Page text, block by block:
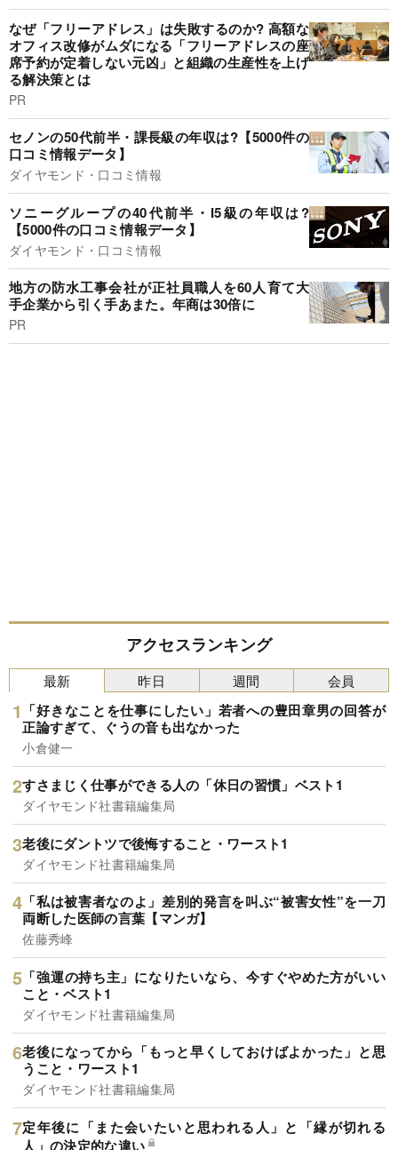
なぜ「フリーアドレス」は失敗するのか? 高額な
オフィス改修がムダになる「フリーアドレスの座
席予約が定着しない元凶」と組織の生産性を上げ
る解決策とは
PR
セノンの50代前半・課長級の年収は?【5000件の
口コミ情報データ】
ダイヤモンド・口コミ情報
ソニーグループの40代前半・I5級の年収は?
【5000件の口コミ情報データ】
ダイヤモンド・口コミ情報
地方の防水工事会社が正社員職人を60人育て大
手企業から引く手あまた。年商は30倍に
PR
アクセスランキング
最新
「好きなことを仕事にしたい」若者への豊田章男の回答が
正論すぎて、ぐうの音も出なかった
小倉健一
すさまじく仕事ができる人の「休日の習慣」ベスト1
ダイヤモンド社書籍編集局
老後にダントツで後悔すること・ワースト1
ダイヤモンド社書籍編集局
「私は被害者なのよ」差別的発言を叫ぶ“被害女性”を一刀
両断した医師の言葉【マンガ】
佐藤秀峰
「強運の持ち主」になりたいなら、今すぐやめた方がいい
こと・ベスト1
ダイヤモンド社書籍編集局
老後になってから「もっと早くしておけばよかった」と思
うこと・ワースト1
ダイヤモンド社書籍編集局
定年後に「また会いたいと思われる人」と「縁が切れる
人」の決定的な違い
昨日 週間 会員